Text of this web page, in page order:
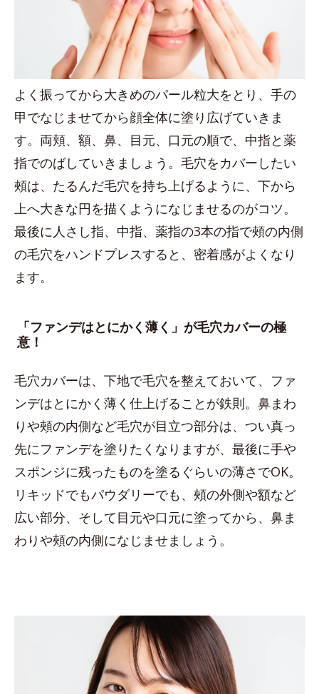
よく振ってから大きめのパール粒大をとり、手の
甲でなじませてから顔全体に塗り広げていきま
す。両頬、額、鼻、目元、口元の順で、中指と薬
指でのばしていきましょう。毛穴をカバーしたい
頰は、たるんだ毛穴を持ち上げるように、下から
上へ大きな円を描くようになじませるのがコツ。
最後に人さし指、中指、薬指の3本の指で頰の内側
の毛穴をハンドプレスすると、密着感がよくなり
ます。
「ファンデはとにかく薄く」が毛穴カバーの極
意！
毛穴カバーは、下地で毛穴を整えておいて、ファ
ンデはとにかく薄く仕上げることが鉄則。鼻まわ
りや頰の内側など毛穴が目立つ部分は、つい真っ
先にファンデを塗りたくなりますが、最後に手や
スポンジに残ったものを塗るぐらいの薄さでOK。
リキッドでもパウダリーでも、頰の外側や額など
広い部分、そして目元や口元に塗ってから、鼻ま
わりや頰の内側になじませましょう。